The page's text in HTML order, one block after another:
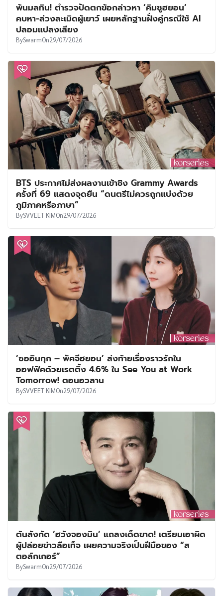
พ้นมลทิน! ตำรวจปัดตกข้อกล่าวหา ‘คิมซูฮยอน’
คบหา-ล่วงละเมิดผู้เยาว์ เผยหลักฐานฝั่งคู่กรณีใช้ AI
ปลอมแปลงเสียง
BySwarmOn29/07/2026
BTS ประกาศไม่ส่งผลงานเข้าชิง Grammy Awards
ครั้งที่ 69 แสดงจุดยืน “ดนตรีไม่ควรถูกแบ่งด้วย
ภูมิภาคหรือภาษา”
BySVVEET KIMOn29/07/2026
‘ซออินกุก – พัคจีฮยอน’ ส่งท้ายเรื่องราวรักใน
ออฟฟิศด้วยเรตติ้ง 4.6% ใน See You at Work
Tomorrow! ตอนอวสาน
BySVVEET KIMOn29/07/2026
ต้นสังกัด ‘ฮวังจองมิน’ แถลงเด็ดขาด! เตรียมเอาผิด
ผู้ปล่อยข่าวลือเท็จ เผยความจริงเป็นฝีมือของ “ส
ตอล์กเกอร์”
BySwarmOn29/07/2026